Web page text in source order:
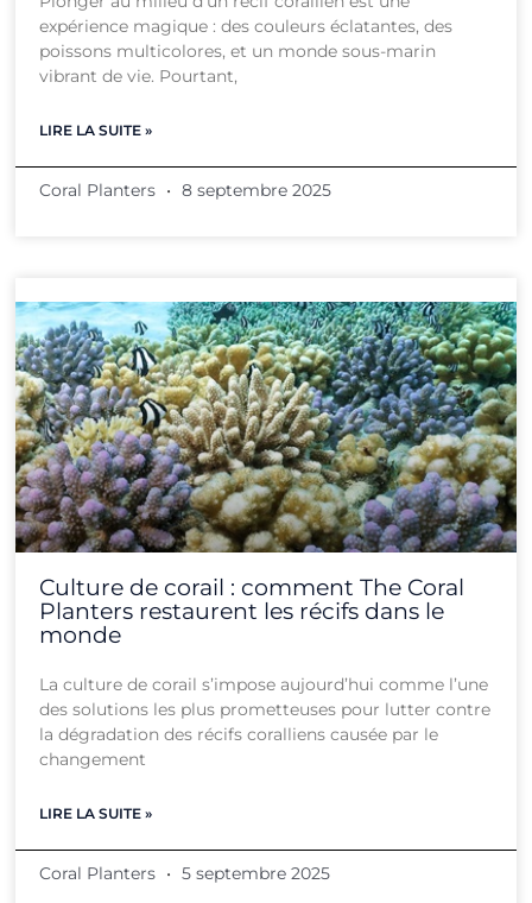
expérience magique : des couleurs éclatantes, des
poissons multicolores, et un monde sous-marin
vibrant de vie. Pourtant,
LIRE LA SUITE »
Coral Planters 8 septembre 2025
Culture de corail : comment The Coral
Planters restaurent les récifs dans le
monde
La culture de corail s’impose aujourd’hui comme l’une
des solutions les plus prometteuses pour lutter contre
la dégradation des récifs coralliens causée par le
changement
LIRE LA SUITE »
Coral Planters 5 septembre 2025